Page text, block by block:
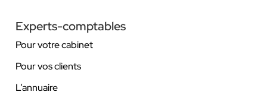
Experts-comptables
Pour votre cabinet
Pour vos clients
L’annuaire